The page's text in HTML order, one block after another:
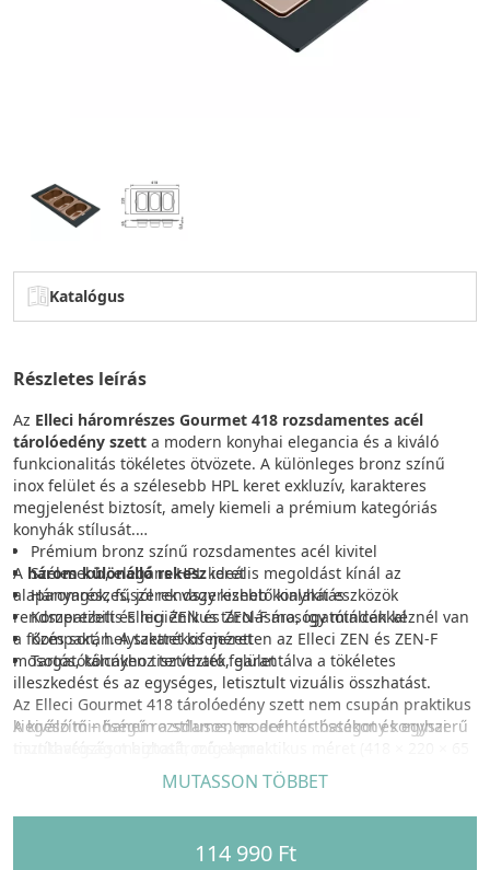
Katalógus
Részletes leírás
Az Elleci háromrészes Gourmet 418 rozsdamentes acél
tárolóedény szett a modern konyhai elegancia és a kiváló
funkcionalitás tökéletes ötvözete. A különleges bronz színű
inox felület és a szélesebb HPL keret exkluzív, karakteres
megjelenést biztosít, amely kiemeli a prémium kategóriás
konyhák stílusát.
A három különálló rekeszideális megoldást kínál az
alapanyagok, fűszerek vagy kisebb konyhai eszközök
rendszerezett és higiénikus tárolására, így minden kéznél van
a főzés során. A szettet kifejezetten az Elleci ZEN és ZEN-F
mosogatótálcákhoz tervezték, garantálva a tökéletes
illeszkedést és az egységes, letisztult vizuális összhatást.
A kiváló minőségű rozsdamentes acél tartósságot és egyszerű
mm) optimális helykihasználást tesz lehetővé a mindennapi
konyhai munkavégzés során. A szélesebb HPL keret stabilitást
és eleganciát kölcsönöz, kiemelve a konyha prémium
Prémium bronz színű rozsdamentes acél kivitel
Szélesebb, elegáns HPL keret
Háromrészes, jól rendszerezhető kialakítás
Kompatibilis Elleci ZEN és ZEN-F mosogatótálcákkal
Kompakt, helytakarékos méret
Tartós, könnyen tisztítható felület
Az Elleci Gourmet 418 tárolóedény szett nem csupán praktikus
kiegészítő – hanem a stílusos, modern és hatékony konyhai
MUTASSON TÖBBET
114 990 Ft